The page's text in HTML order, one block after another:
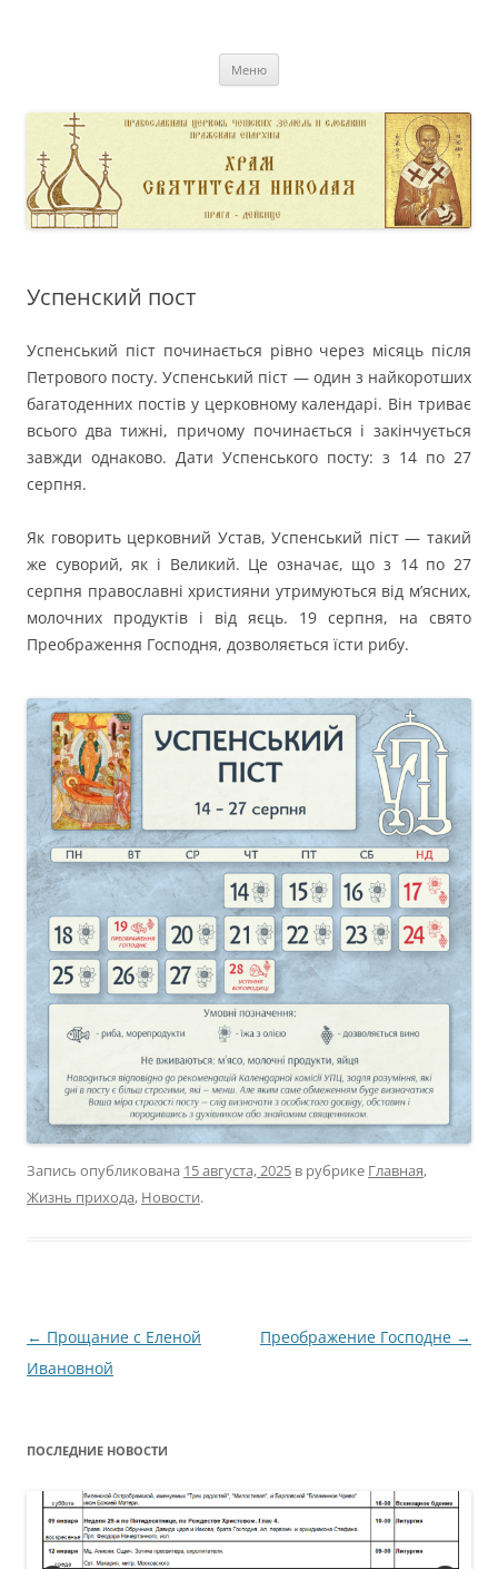
Меню
Успенский пост
Успенський піст починається рівно через місяць після
Петрового посту. Успенський піст — один з найкоротших
багатоденних постів у церковному календарі. Він триває
всього два тижні, причому починається і закінчується
завжди однаково. Дати Успенського посту: з 14 по 27
серпня.
Як говорить церковний Устав, Успенський піст — такий
же суворий, як і Великий. Це означає, що з 14 по 27
серпня православні християни утримуються від м’ясних,
молочних продуктів і від яєць. 19 серпня, на свято
Преображення Господня, дозволяється їсти рибу.
Запись опубликована 15 августа, 2025 в рубрике Главная,
Жизнь прихода, Новости.
Навигация
по
← Прощание с Еленой
Ивановной
Преображение Господне →
ПОСЛЕДНИЕ НОВОСТИ